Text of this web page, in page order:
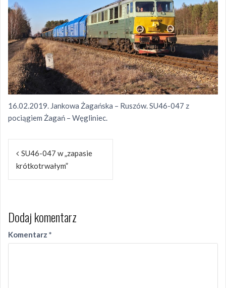
16.02.2019. Jankowa Żagańska – Ruszów. SU46-047 z
pociągiem Żagań – Węgliniec.
Nawigacja
wpisu
SU46-047 w „zapasie
krótkotrwałym”
Dodaj komentarz
Komentarz *